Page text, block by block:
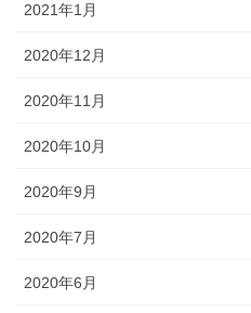
2021年1月
2020年12月
2020年11月
2020年10月
2020年9月
2020年7月
2020年6月